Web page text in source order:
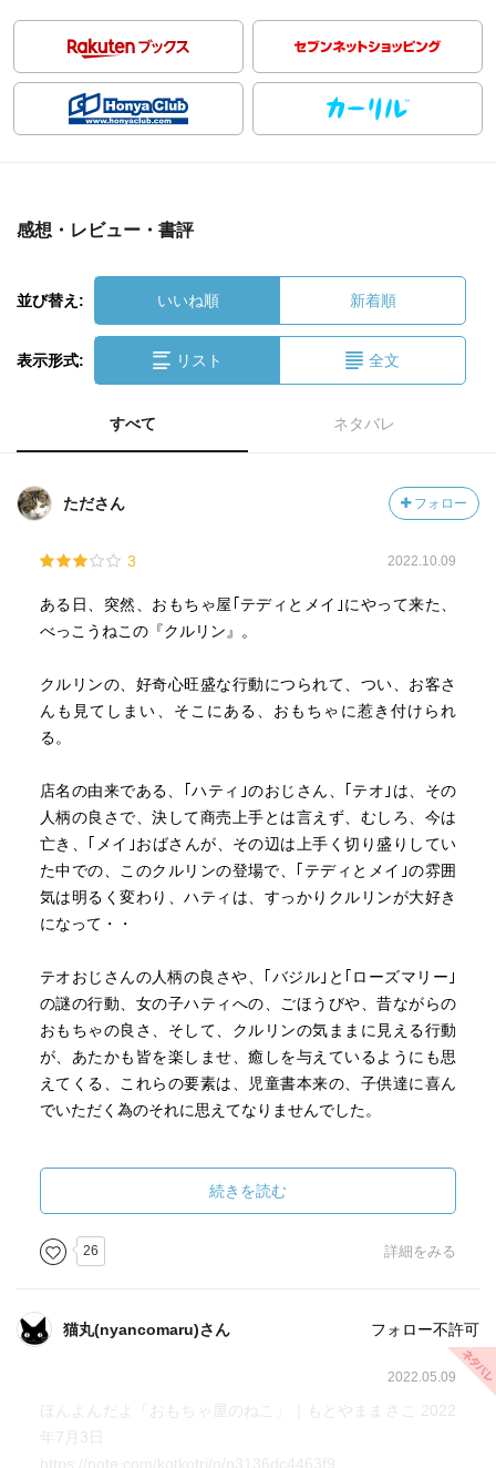
感想・レビュー・書評
並び替え: いいね順 新着順
表示形式: リスト 全文
すべて ネタバレ
たださん フォロー
3 2022.10.09
ある日、突然、おもちゃ屋｢テディとメイ｣にやって来た、
べっこうねこの『クルリン』。
クルリンの、好奇心旺盛な行動につられて、つい、お客さ
んも見てしまい、そこにある、おもちゃに惹き付けられ
る。
店名の由来である、｢ハティ｣のおじさん、｢テオ｣は、その
人柄の良さで、決して商売上手とは言えず、むしろ、今は
亡き、｢メイ｣おばさんが、その辺は上手く切り盛りしてい
た中での、このクルリンの登場で、｢テディとメイ｣の雰囲
気は明るく変わり、ハティは、すっかりクルリンが大好き
になって・・
テオおじさんの人柄の良さや、｢バジル｣と｢ローズマリー｣
の謎の行動、女の子ハティへの、ごほうびや、昔ながらの
おもちゃの良さ、そして、クルリンの気ままに見える行動
が、あたかも皆を楽しませ、癒しを与えているようにも思
えてくる、これらの要素は、児童書本来の、子供達に喜ん
でいただく為のそれに思えてなりませんでした。
それの大切さも対等に捉えているのは、長年にわたって、
動物愛護活動を続けている、著者の思いを垣間見た気がい
たしましたし、本書より以前に書かれた、｢氷のねこ｣、｢ま
ぼろしのねこ｣、｢名前がふたつあるねこ｣のお話も、読んで
それから、クルリンの、足の間をくるり、くるりと八の字
を描くように回り始める動き、読んで思わず、私も野良に
されたことを思い出しました。
続きを読む
26 詳細をみる
猫丸(nyancomaru)さん フォロー不許可
2022.05.09
ほんよんだよ「おもちゃ屋のねこ」｜もとやままさこ 2022
年7月3日